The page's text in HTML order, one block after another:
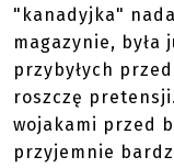
"kanadyjka"
magazynie, była
przybyłych
roszczę
wojakami przed
przyjemnie